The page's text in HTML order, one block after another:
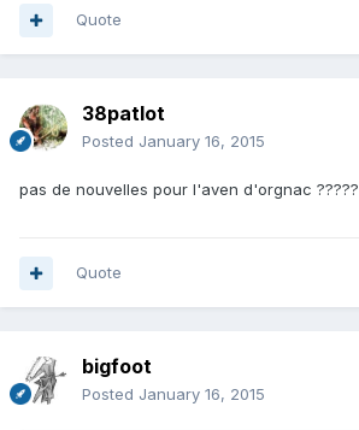
Quote
38patlot
Posted January 16, 2015
pas de nouvelles pour l'aven d'orgnac ?????
Quote
bigfoot
Posted January 16, 2015